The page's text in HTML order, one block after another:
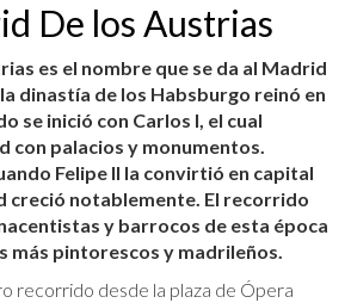
De los Austrias
es el nombre que se da al Madrid
dinastía de los Habsburgo reinó en
se inició con Carlos I, el cual
con palacios y monumentos.
Felipe II la convirtió en capital
creció notablemente. El recorrido
y barrocos de esta época
más pintorescos y madrileños.
recorrido desde la plaza de Ópera